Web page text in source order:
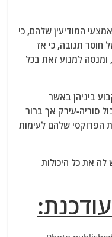
המודיעין שלהם, כי
תגובה, כי אז
למנוע זאת בכל
ביניהן באשר
סוריה-עירק אך ברור
הפרוקסי שלהם לעימות
לה את כל היכולות